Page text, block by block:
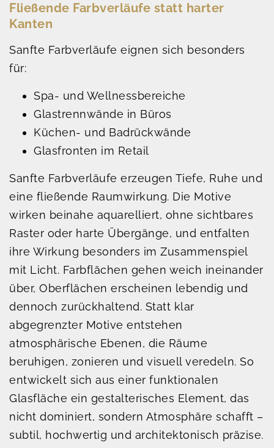
Fließende Farbverläufe statt harter
Kanten
Sanfte Farbverläufe eignen sich besonders
für:
Spa- und Wellnessbereiche
Glastrennwände in Büros
Küchen- und Bad­rückwände
Glasfronten im Retail
Sanfte Farbverläufe erzeugen Tiefe, Ruhe und
eine fließende Raumwirkung. Die Motive
wirken beinahe aquarelliert, ohne sichtbares
Raster oder harte Übergänge, und entfalten
ihre Wirkung besonders im Zusammenspiel
mit Licht. Farbflächen gehen weich ineinander
über, Oberflächen erscheinen lebendig und
dennoch zurückhaltend. Statt klar
abgegrenzter Motive entstehen
atmosphärische Ebenen, die Räume
beruhigen, zonieren und visuell veredeln. So
entwickelt sich aus einer funktionalen
Glasfläche ein gestalterisches Element, das
nicht dominiert, sondern Atmosphäre schafft –
subtil, hochwertig und architektonisch präzise.